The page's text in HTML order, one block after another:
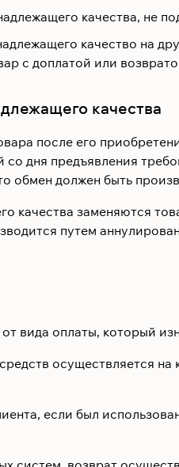
качества, не
качество на
с доплатой или
качества
после его
дня предъявления
обмен должен быть
качества заменяются
путем
вида оплаты, который
осуществляется на
если был